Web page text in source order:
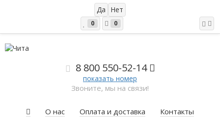
0 0
8 800 550-52-14
показать номер
Звоните, мы на связи!
О нас Оплата и доставка Контакты